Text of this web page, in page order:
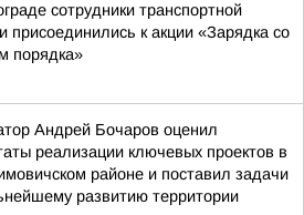
сотрудники транспортной
присоединились к акции «Зарядка со
порядка»
Андрей Бочаров оценил
реализации ключевых проектов в
районе и поставил задачи
развитию территории